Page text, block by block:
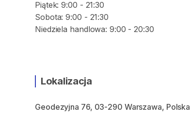
Piątek: 9:00 - 21:30
Sobota: 9:00 - 21:30
Niedziela handlowa: 9:00 - 20:30
Lokalizacja
Geodezyjna 76, 03-290 Warszawa, Polska